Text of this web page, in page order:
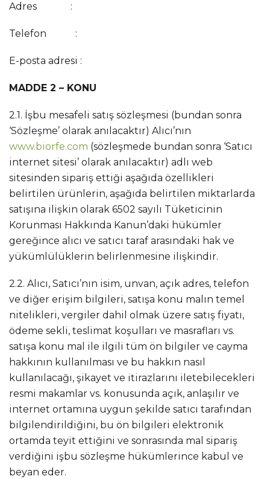
Adres :
Telefon :
E-posta adresi :
MADDE 2 – KONU
2.1. İşbu mesafeli satış sözleşmesi (bundan sonra
‘Sözleşme’ olarak anılacaktır) Alıcı’nın
www.biorfe.com (sözleşmede bundan sonra ‘Satıcı
internet sitesi’ olarak anılacaktır) adlı web
sitesinden sipariş ettiği aşağıda özellikleri
belirtilen ürünlerin, aşağıda belirtilen miktarlarda
satışına ilişkin olarak 6502 sayılı Tüketicinin
Korunması Hakkında Kanun’daki hükümler
gereğince alıcı ve satıcı taraf arasındaki hak ve
yükümlülüklerin belirlenmesine ilişkindir.
2.2. Alıcı, Satıcı’nın isim, unvan, açık adres, telefon
ve diğer erişim bilgileri, satışa konu malın temel
nitelikleri, vergiler dahil olmak üzere satış fiyatı,
ödeme sekli, teslimat koşulları ve masrafları vs.
satışa konu mal ile ilgili tüm ön bilgiler ve cayma
hakkının kullanılması ve bu hakkın nasıl
kullanılacağı, şikayet ve itirazlarını iletebilecekleri
resmi makamlar vs. konusunda açık, anlaşılır ve
internet ortamına uygun şekilde satıcı tarafından
bilgilendirildiğini, bu ön bilgileri elektronik
ortamda teyit ettiğini ve sonrasında mal sipariş
verdiğini işbu sözleşme hükümlerince kabul ve
beyan eder.